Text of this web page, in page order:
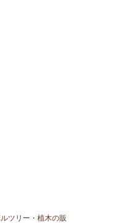
ツリー・植木の販